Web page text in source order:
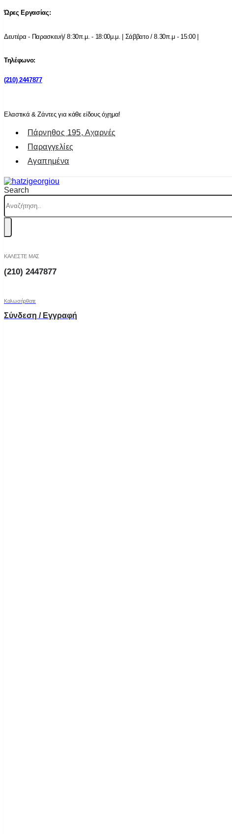
Ώρες Εργασίας:
Δευτέρα - Παρασκευή/ 8:30π.μ. - 18:00μ.μ. | Σάββατο / 8.30π.μ - 15:00 |
Τηλέφωνο:
(210) 2447877
Ελαστικά & Ζάντες για κάθε είδους όχημα!
Πάρνηθος 195, Αχαρνές
Παραγγελίες
Αγαπημένα
Search
ΚΑΛΕΣΤΕ ΜΑΣ
(210) 2447877
Καλωσήρθατε
Σύνδεση / Εγγραφή